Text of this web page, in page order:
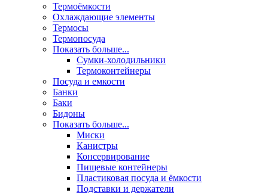
Термоёмкости
Охлаждающие элементы
Термосы
Термопосуда
Показать больше...
Сумки-холодильники
Термоконтейнеры
Посуда и емкости
Банки
Баки
Бидоны
Показать больше...
Миски
Канистры
Консервирование
Пищевые контейнеры
Пластиковая посуда и ёмкости
Подставки и держатели